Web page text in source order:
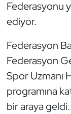
Federasyonu
ediyor.
Federasyon
Federasyon
Spor Uzmanı
programına
bir araya geldi.
Judo ve
Kano ve
Karate
Kayak